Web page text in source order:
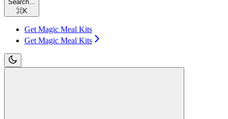
Search...
⌘K
Get Magic Meal Kits
Get Magic Meal Kits